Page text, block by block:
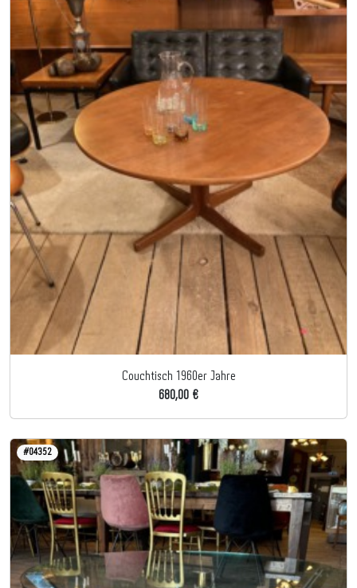
Couchtisch 1960er Jahre
680,00 €
#04352